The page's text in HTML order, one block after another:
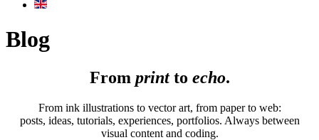
Blog
From printto echo.
From ink illustrations to vector art, from paper to web:
posts, ideas, tutorials, experiences, portfolios. Always between
visual content and coding.